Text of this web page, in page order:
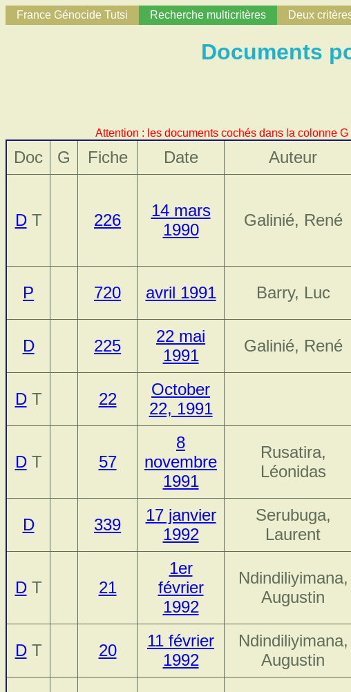
France Génocide Tutsi Recherche multicritères Deux
Documents
Attention : les documents cochés dans la colonne
Doc G Fiche Date Auteur
DT 226
14 mars
1990
Galinié, René
P 720 avril 1991 Barry, Luc
D 225
22 mai
1991
Galinié, René
DT 22
October
22, 1991
DT 57
8
novembre
1991
Rusatira,
Léonidas
D 339
17 janvier
1992
Serubuga,
Laurent
DT 21
1er
février
1992
Ndindiliyimana,
Augustin
DT 20
11 février
1992
Ndindiliyimana,
Augustin